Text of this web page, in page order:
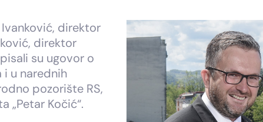
direktor
direktor
su ugovor o
i u narednih
pozorište RS,
„Petar Kočić“.